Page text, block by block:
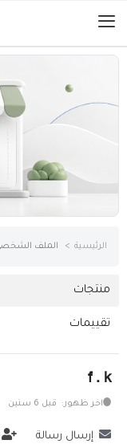
الرئيسية
جوالات أجهزة لوحية
أثاث وديكورات
خدمات
الرئيسية الملف
منتجات
تقييمات
f . k
اخر ظهور: قبل 6 سنين
إرسال رسالة